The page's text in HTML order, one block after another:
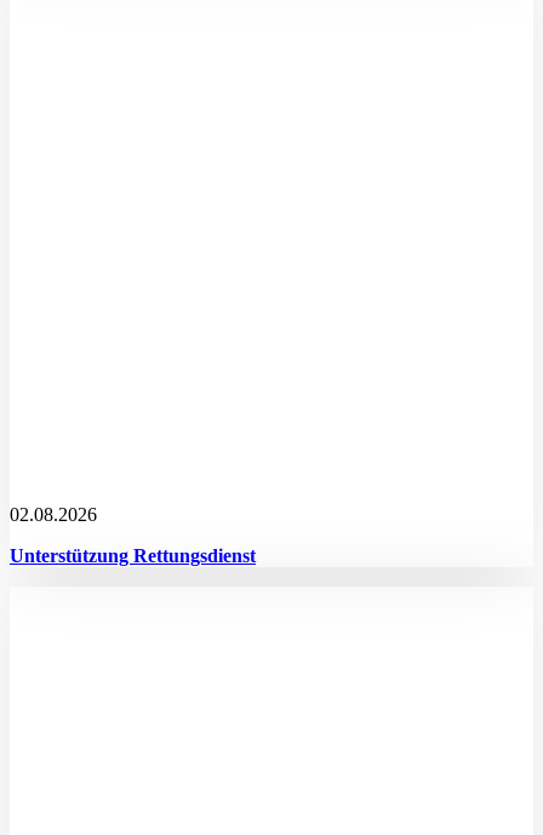
02.08.2026
Unterstützung Rettungsdienst